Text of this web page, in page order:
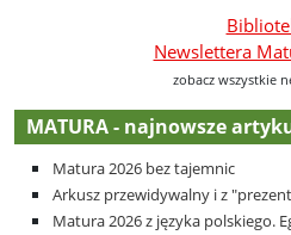
Newslettera
zobacz wszystkie
MATURA - najnowsze
Matura 2026 bez tajemnic
Arkusz przewidywalny i z
Matura 2026 z języka polskiego.